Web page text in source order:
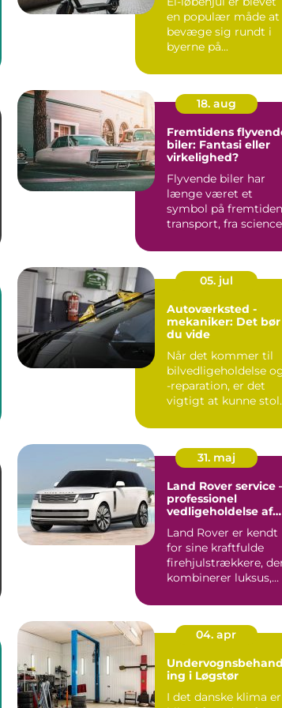
en populær måde at
bevæge sig rundt i
byerne på...
18. aug
Fremtidens
biler: Fantasi eller
virkelighed?
Flyvende biler har
længe været et
symbol på
transport, fra science
05. jul
Autoværksted -
mekaniker: Det bør
du vide
Når det kommer til
bilvedligeholdelse
-reparation, er det
vigtigt at kunne
31. maj
Land Rover service
professionel
vedligeholdelse af
Land Rover er kendt
for sine kraftfulde
firehjulstrækkere,
kombinerer luksus,
04. apr
ing i Løgstør
I det danske klima er